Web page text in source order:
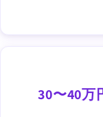
30〜40万